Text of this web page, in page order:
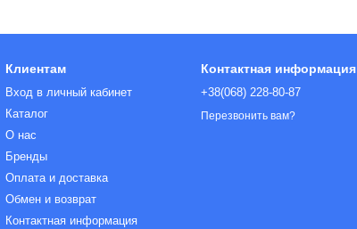
Клиентам
Вход в личный кабинет
Каталог
О нас
Бренды
Оплата и доставка
Обмен и возврат
Контактная информация
Контактная информация
+38(068) 228-80-87
Перезвонить вам?